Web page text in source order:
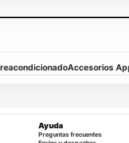
Accesorios
Ayuda
Preguntas frecuentes